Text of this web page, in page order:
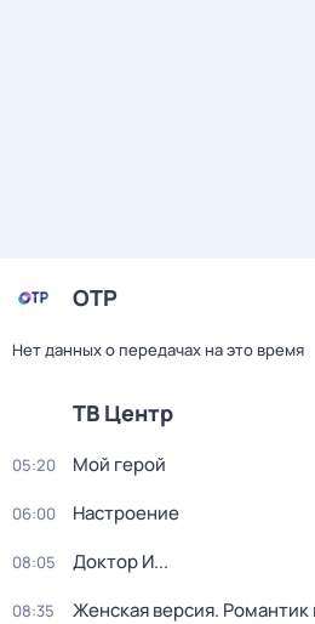
ОТР
Нет данных о передачах на это время
ТВ Центр
05:20 Мой герой
06:00 Настроение
08:05 Доктор И...
08:35 Женская версия.